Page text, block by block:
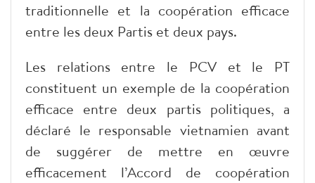
traditionnelle et la coopération efficace
entre les deux Partis et deux pays.
Les relations entre le PCV et le PT
constituent un exemple de la coopération
efficace entre deux partis politiques, a
déclaré le responsable vietnamien avant
de suggérer de mettre en œuvre
efficacement l’Accord de coopération